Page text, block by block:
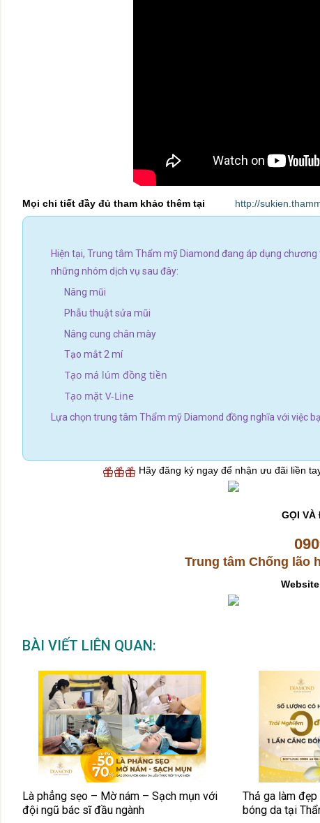
Mọi chi tiết đầy đủ tham khảo thêm tại http://
Hiện tại, Trung tâm Thẩm mỹ Diamond đang áp dụng chương
những nhóm dịch vụ sau đây:
Nâng mũi
Phẫu thuật sửa mũi
Nâng cung chân mày
Tạo mắt 2 mí
Tạo má lúm đồng tiền
Tạo mặt V-Line
Lựa chọn trung tâm Thẩm mỹ Diamond đồng nghĩa với việc
Hãy đăng ký ngay để nhận ưu đãi liền
GỌI VÀ
Trung tâm Chống lão
Website
BÀI VIẾT LIÊN QUAN:
Là phẳng sẹo – Mờ nám – Sạch mụn với
đội ngũ bác sĩ đầu ngành
Thả ga làm
bóng da tại